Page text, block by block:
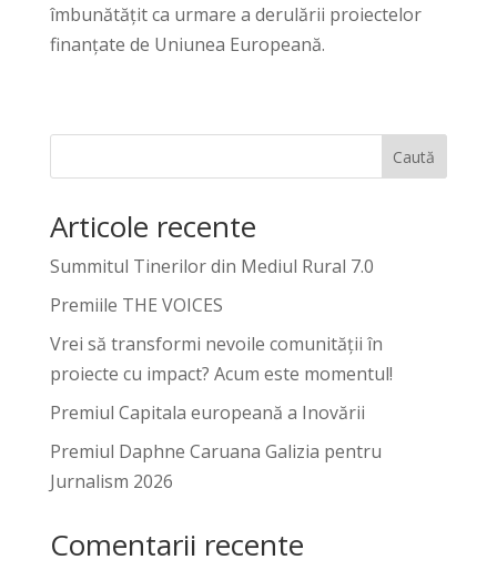
îmbunătățit ca urmare a derulării proiectelor
finanțate de Uniunea Europeană.
Caută
Articole recente
Summitul Tinerilor din Mediul Rural 7.0
Premiile THE VOICES
Vrei să transformi nevoile comunității în
proiecte cu impact? Acum este momentul!
Premiul Capitala europeană a Inovării
Premiul Daphne Caruana Galizia pentru
Jurnalism 2026
Comentarii recente